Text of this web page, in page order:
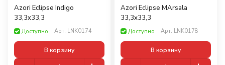
Azori Eclipse Indigo
33,3x33,3
Доступно Арт. LNK0174
В корзину
Azori Eclipse MArsala
33,3x33,3
Доступно Арт. LNK0178
В корзину